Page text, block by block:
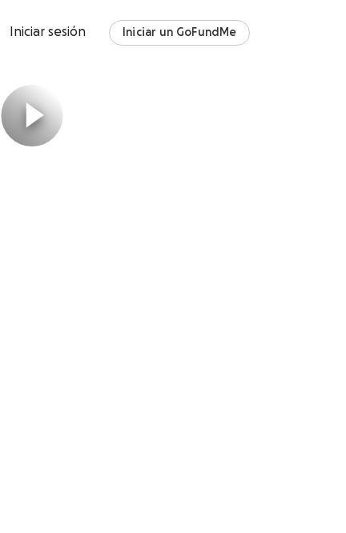
Iniciar sesión Iniciar un GoFundMe